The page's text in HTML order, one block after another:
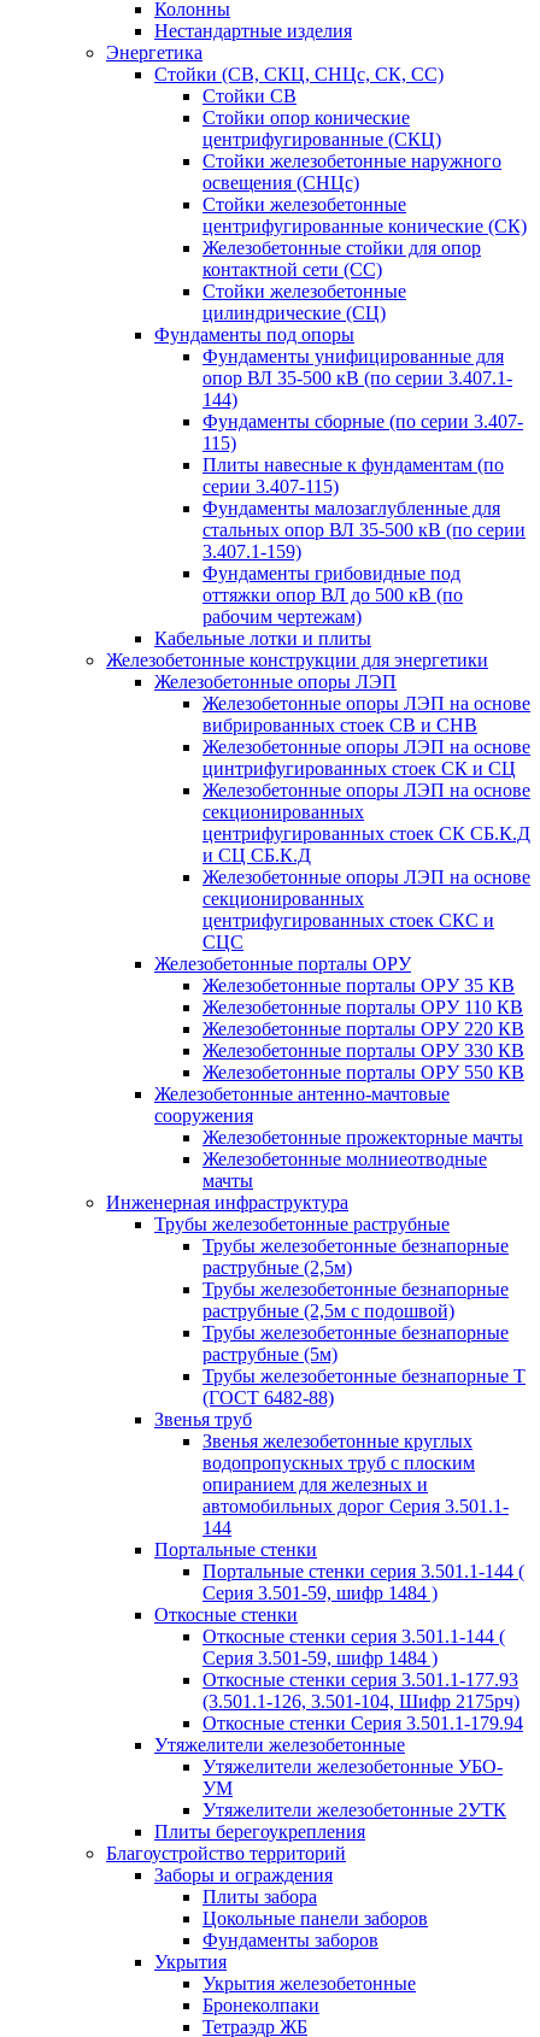
Колонны
Нестандартные изделия
Энергетика
Стойки (СВ, СКЦ, СНЦс, СК, СС)
Стойки СВ
Стойки опор конические
центрифугированные (СКЦ)
Стойки железобетонные наружного
освещения (СНЦс)
Стойки железобетонные
центрифугированные конические (СК)
Железобетонные стойки для опор
контактной сети (СС)
Стойки железобетонные
цилиндрические (СЦ)
Фундаменты под опоры
Фундаменты унифицированные для
опор ВЛ 35-500 кВ (по серии 3.407.1-
144)
Фундаменты сборные (по серии 3.407-
115)
Плиты навесные к фундаментам (по
серии 3.407-115)
Фундаменты малозаглубленные для
стальных опор ВЛ 35-500 кВ (по серии
3.407.1-159)
Фундаменты грибовидные под
оттяжки опор ВЛ до 500 кВ (по
рабочим чертежам)
Кабельные лотки и плиты
Железобетонные конструкции для энергетики
Железобетонные опоры ЛЭП
Железобетонные опоры ЛЭП на основе
вибрированных стоек СВ и СНВ
Железобетонные опоры ЛЭП на основе
цинтрифугированных стоек СК и СЦ
Железобетонные опоры ЛЭП на основе
секционированных
центрифугированных стоек СК СБ.К.Д
и СЦ СБ.К.Д
Железобетонные опоры ЛЭП на основе
секционированных
центрифугированных стоек СКС и
СЦС
Железобетонные порталы ОРУ
Железобетонные порталы ОРУ 35 КВ
Железобетонные порталы ОРУ 110 КВ
Железобетонные порталы ОРУ 220 КВ
Железобетонные порталы ОРУ 330 КВ
Железобетонные порталы ОРУ 550 КВ
Железобетонные антенно-мачтовые
сооружения
Железобетонные прожекторные мачты
Железобетонные молниеотводные
мачты
Инженерная инфраструктура
Трубы железобетонные раструбные
Трубы железобетонные безнапорные
раструбные (2,5м)
Трубы железобетонные безнапорные
раструбные (2,5м с подошвой)
Трубы железобетонные безнапорные
раструбные (5м)
Трубы железобетонные безнапорные Т
(ГОСТ 6482-88)
Звенья труб
Звенья железобетонные круглых
водопропускных труб с плоским
опиранием для железных и
автомобильных дорог Серия 3.501.1-
144
Портальные стенки
Портальные стенки серия 3.501.1-144 (
Серия 3.501-59, шифр 1484 )
Откосные стенки
Откосные стенки серия 3.501.1-144 (
Серия 3.501-59, шифр 1484 )
Откосные стенки серия 3.501.1-177.93
(3.501.1-126, 3.501-104, Шифр 2175рч)
Откосные стенки Серия 3.501.1-179.94
Утяжелители железобетонные
Утяжелители железобетонные УБО-
УМ
Утяжелители железобетонные 2УТК
Плиты берегоукрепления
Благоустройство территорий
Заборы и ограждения
Плиты забора
Цокольные панели заборов
Фундаменты заборов
Укрытия
Укрытия железобетонные
Бронеколпаки
Тетраэдр ЖБ